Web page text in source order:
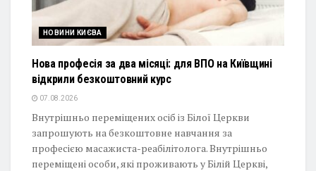
НОВИНИ КИЄВА
Нова професія за два місяці: для ВПО на Київщині
відкрили безкоштовний курс
07.08.2026
Внутрішньо переміщених осіб із Білої Церкви
запрошують на безкоштовне навчання за
професією масажиста-реабілітолога. Внутрішньо
переміщені особи, які проживають у Білій Церкві,